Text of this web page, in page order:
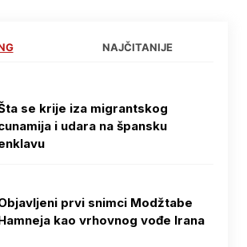
NAJČITANIJE
se krije iza migrantskog
i udara na špansku
prvi snimci Modžtabe
kao vrhovnog vođe Irana